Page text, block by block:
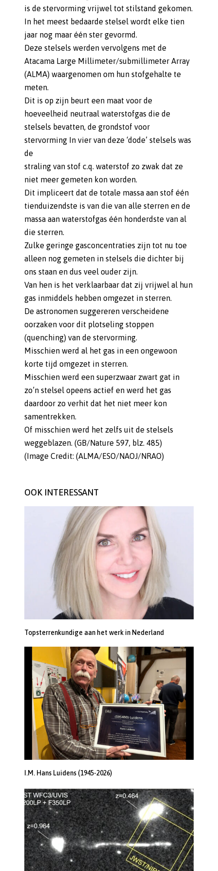
is de stervorming vrijwel tot stilstand gekomen.
In het meest bedaarde stelsel wordt elke tien
jaar nog maar één ster gevormd.
Deze stelsels werden vervolgens met de
Atacama Large Millimeter/submillimeter Array
(ALMA) waargenomen om hun stofgehalte te
meten.
Dit is op zijn beurt een maat voor de
hoeveelheid neutraal waterstofgas die de
stelsels bevatten, de grondstof voor
stervorming In vier van deze ‘dode’ stelsels was
de
straling van stof c.q. waterstof zo zwak dat ze
niet meer gemeten kon worden.
Dit impliceert dat de totale massa aan stof één
tienduizendste is van die van alle sterren en de
massa aan waterstofgas één honderdste van al
die sterren.
Zulke geringe gasconcentraties zijn tot nu toe
alleen nog gemeten in stelsels die dichter bij
ons staan en dus veel ouder zijn.
Van hen is het verklaarbaar dat zij vrijwel al hun
gas inmiddels hebben omgezet in sterren.
De astronomen suggereren verscheidene
oorzaken voor dit plotseling stoppen
(quenching) van de stervorming.
Misschien werd al het gas in een ongewoon
korte tijd omgezet in sterren.
Misschien werd een superzwaar zwart gat in
zo’n stelsel opeens actief en werd het gas
daardoor zo verhit dat het niet meer kon
samentrekken.
Of misschien werd het zelfs uit de stelsels
weggeblazen. (GB/Nature 597, blz. 485)
(Image Credit: (ALMA/ESO/NAOJ/NRAO)
OOK INTERESSANT
Topsterrenkundige aan het werk in Nederland
I.M. Hans Luidens (1945-2026)